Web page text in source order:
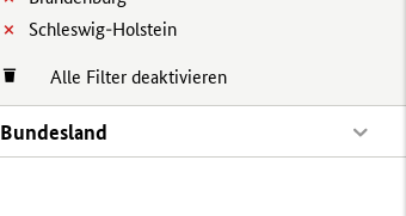
Schleswig-Holstein
Alle Filter deaktivieren
Bundesland